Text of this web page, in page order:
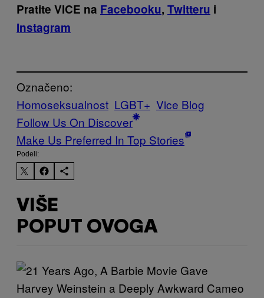
Pratite VICE na Facebooku, Twitteru i
Instagram
Označeno:
Homoseksualnost LGBT+ Vice Blog
Follow Us On Discover
Make Us Preferred In Top Stories
Podeli:
VIŠE
POPUT OVOGA